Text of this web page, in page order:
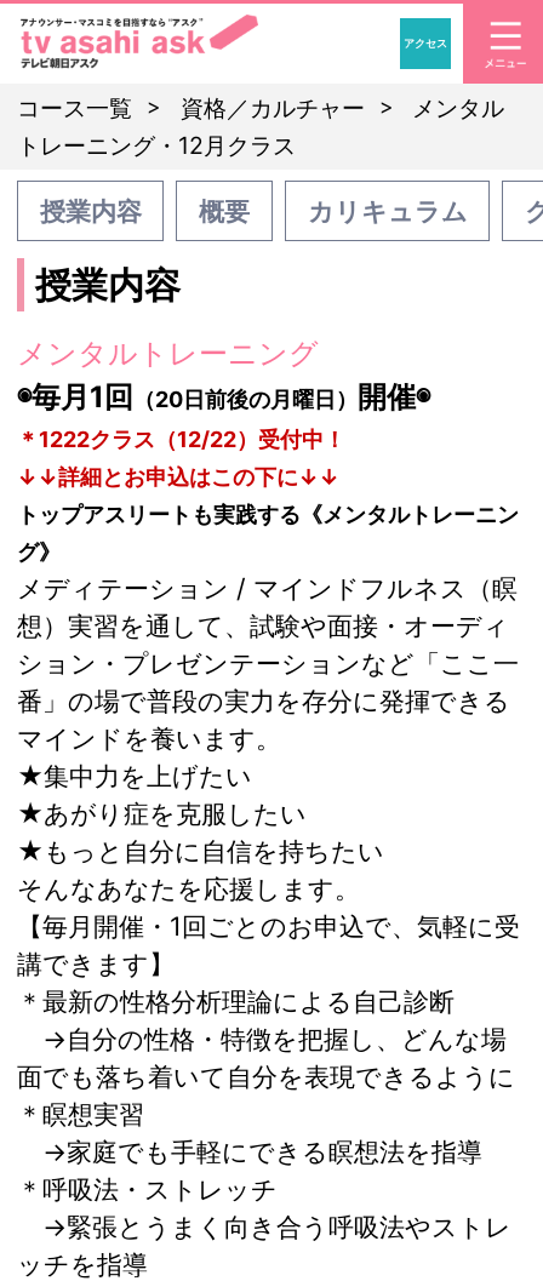
「アナウンサー・マ
アクセス
コース一覧 資格／カルチャー
メンタル
トレーニング・12月クラス
授業内容 概要 カリキュラム
授業内容
メンタルトレーニング
◉毎月1回 （20日前後の月曜日） 開催◉
＊1222クラス（12/22）受付中！
↓↓詳細とお申込はこの下に↓↓
トップアスリートも実践する《メンタルトレーニン
グ》
メディテーション / マインドフルネス（瞑
想）実習を通して、試験や面接・オーディ
ション・プレゼンテーションなど「ここ一
番」の場で普段の実力を存分に発揮できる
マインドを養います。
★集中力を上げたい
★あがり症を克服したい
★もっと自分に自信を持ちたい
そんなあなたを応援します。
【毎月開催・1回ごとのお申込で、気軽に受
講できます】
＊最新の性格分析理論による自己診断
→自分の性格・特徴を把握し、どんな場
面でも落ち着いて自分を表現できるように
＊瞑想実習
→家庭でも手軽にできる瞑想法を指導
＊呼吸法・ストレッチ
→緊張とうまく向き合う呼吸法やストレ
ッチを指導